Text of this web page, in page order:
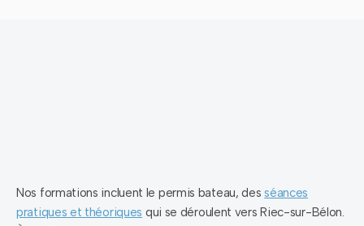
Nos formations incluent le permis bateau, des séances
pratiques et théoriques qui se déroulent vers Riec-sur-Bélon.